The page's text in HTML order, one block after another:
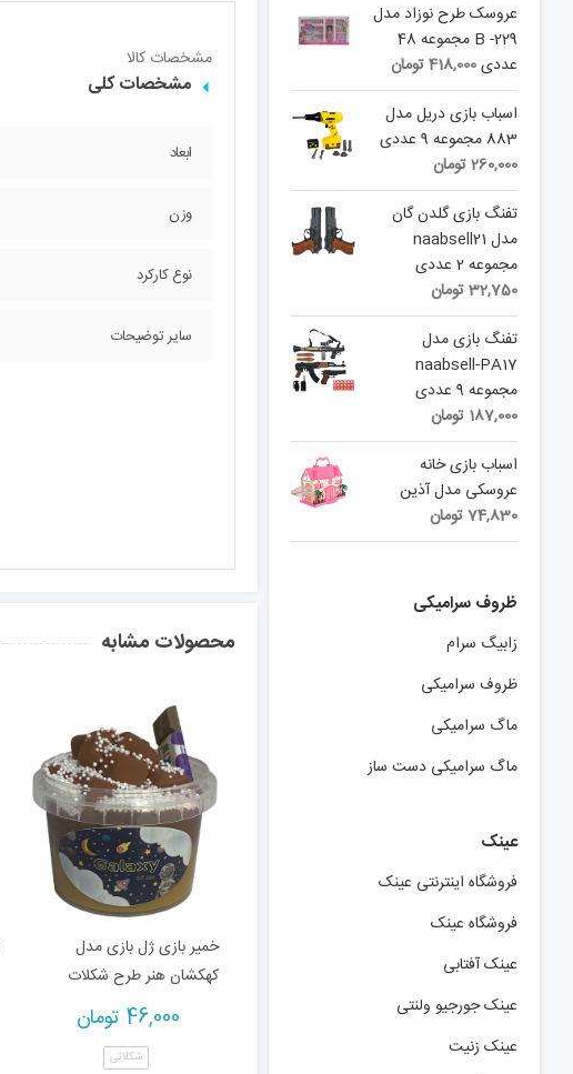
مشخصات کالا
مشخصات کلی
ابعاد
وزن
نوع کارکرد
سایر توضیحات
محصولات مشابه
خمیر بازی ژل بازی مدل
کهکشان هنر طرح شکلات
46,000 تومان
شکلاتی
عروسک طرح نوزاد مدل
B -229 مجموعه 48
عددی418,000تومان
اسباب بازی دریل مدل
883 مجموعه 9 عددی
260,000تومان
تفنگ بازی گلدن گان
مدل naabsell21
مجموعه 2 عددی
32,750تومان
تفنگ بازی مدل
naabsell-PA17
مجموعه 9 عددی
187,000 تومان
اسباب بازی خانه
عروسکی مدل آذین
74,830تومان
ظروف سرامیکی
زابیگ سرام
ظروف سرامیکی
ماگ سرامیکی
ماگ سرامیکی دست ساز
عینک
فروشگاه اینترنتی عینک
فروشگاه عینک
عینک آفتابی
عینک جورجیو ولنتی
عینک زنیت